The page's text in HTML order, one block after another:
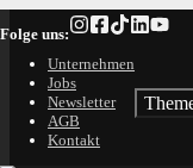
Inhalt
springen
Folge uns:
Unternehmen
Jobs
Newsletter
AGB
Kontakt